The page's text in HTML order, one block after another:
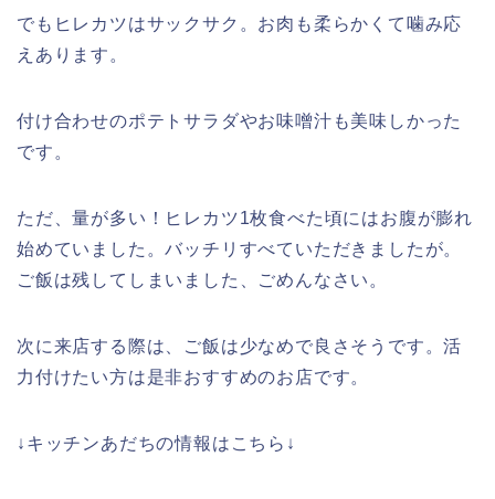
でもヒレカツはサックサク。お肉も柔らかくて噛み応
えあります。
付け合わせのポテトサラダやお味噌汁も美味しかった
です。
ただ、量が多い！ヒレカツ1枚食べた頃にはお腹が膨れ
始めていました。バッチリすべていただきましたが。
ご飯は残してしまいました、ごめんなさい。
次に来店する際は、ご飯は少なめで良さそうです。活
力付けたい方は是非おすすめのお店です。
↓キッチンあだちの情報はこちら↓